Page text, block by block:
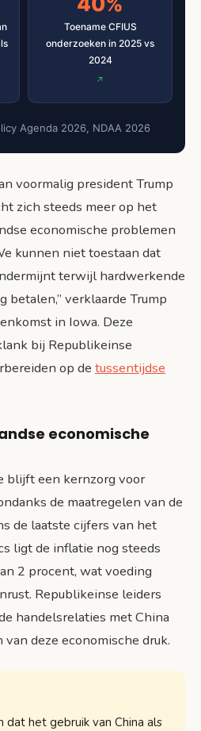
Toename CFIUS
onderzoeken in 2025 vs
2024
Agenda 2026, NDAA 2026
voormalig president Trump
zich steeds meer op het
economische problemen
kunnen niet toestaan dat
terwijl hardwerkende
betalen,” verklaarde Trump
in Iowa. Deze
bij Republikeinse
op de tussentijdse
economische
blijft een kernzorg voor
de maatregelen van de
de laatste cijfers van het
ligt de inflatie nog steeds
2 procent, wat voeding
Republikeinse leiders
handelsrelaties met China
deze economische druk.
dat het gebruik van China als